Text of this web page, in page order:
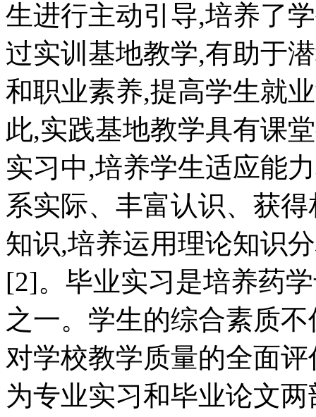
生进行主动引导,培养了
过实训基地教学,有助于
和职业素养,提高学生就
此,实践基地教学具有课
实习中,培养学生适应能
系实际、丰富认识、获
知识,培养运用理论知识
[2]。毕业实习是培养药
之一。学生的综合素质
对学校教学质量的全面
为专业实习和毕业论文